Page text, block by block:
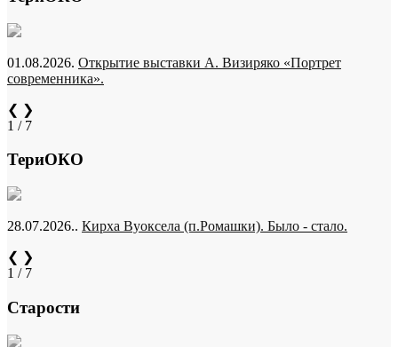
01.08.2026. Открытие выставки А. Визиряко «Портрет
современника».
❮ ❯
1 / 7
ТериОКО
28.07.2026.. Кирха Вуоксела (п.Ромашки). Было - стало.
❮ ❯
1 / 7
Старости